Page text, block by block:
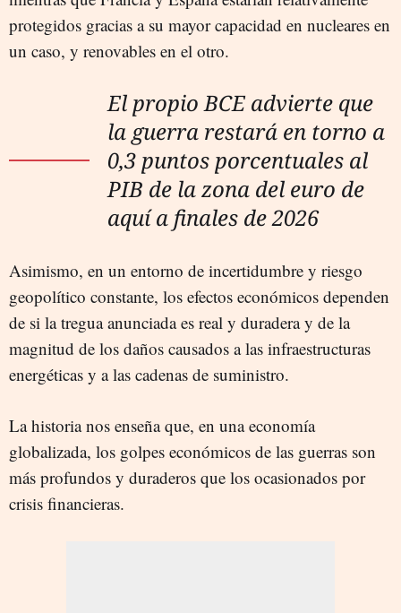
protegidos gracias a su mayor capacidad en nucleares en
un caso, y renovables en el otro.
El propio BCE advierte que
la guerra restará en torno a
0,3 puntos porcentuales al
PIB de la zona del euro de
aquí a finales de 2026
Asimismo, en un entorno de incertidumbre y riesgo
geopolítico constante, los efectos económicos dependen
de si la tregua anunciada es real y duradera y de la
magnitud de los daños causados a las infraestructuras
energéticas y a las cadenas de suministro.
La historia nos enseña que, en una economía
globalizada, los golpes económicos de las guerras son
más profundos y duraderos que los ocasionados por
crisis financieras.